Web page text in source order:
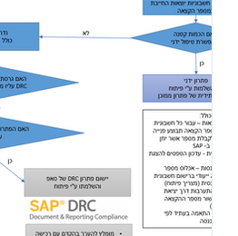
מיומנו של מיישם סאפ